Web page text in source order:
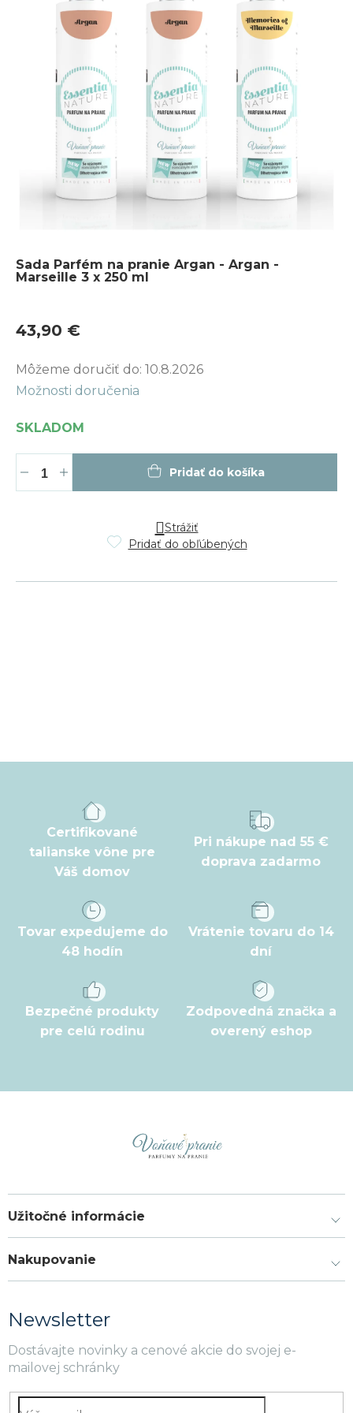
Sada Parfém na pranie Argan - Argan -
Marseille 3 x 250 ml
43,90 €
cena:
SKLADOM
Môžeme doručiť do: 10.8.2026
Možnosti doručenia
Pridať do košíka
Strážiť
Pridať do obľúbených
á
Certifikované
talianske vône pre
Váš domov
Pri nákupe nad 55 €
doprava zadarmo
Tovar expedujeme do
48 hodín
Vrátenie tovaru do 14
dní
Bezpečné produkty
pre celú rodinu
Zodpovedná značka a
overený eshop
Užitočné informácie
Nakupovanie
Newsletter
Dostávajte novinky a cenové akcie do svojej e-
mailovej schránky